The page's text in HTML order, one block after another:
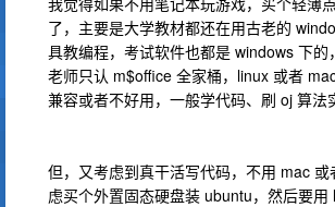
了，主要是大学教材都还在用古老的
具教编程，考试软件也都是 windows 下的
老师只认 m$office 全家桶，linux 或者
兼容或者不好用，一般学代码、刷 oj 算法
但，又考虑到真干活写代码，不用 mac
虑买个外置固态硬盘装 ubuntu，然后要